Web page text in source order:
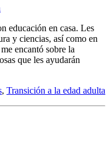
educación en casa. Les
y ciencias, así como en
encantó sobre la
que les ayudarán
, Transición a la edad adulta